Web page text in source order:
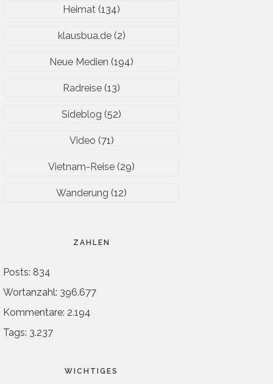
Heimat (134)
klausbua.de(2)
Neue Medien (194)
Radreise (13)
Sideblog (52)
Video (71)
Vietnam-Reise (29)
Wanderung (12)
ZAHLEN
Posts: 834
Wortanzahl: 396.677
Kommentare: 2.194
Tags: 3.237
WICHTIGES